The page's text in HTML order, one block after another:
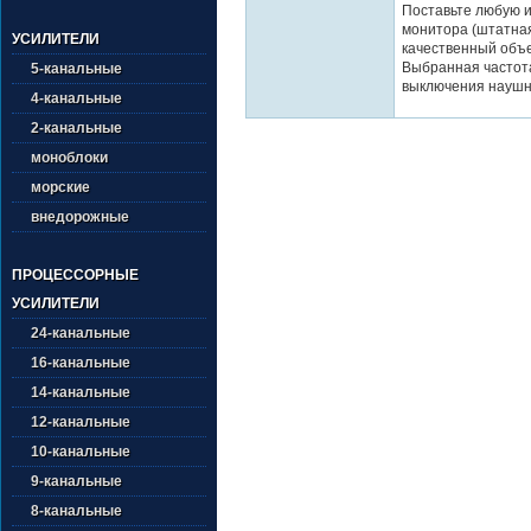
УСИЛИТЕЛИ
5-канальные
4-канальные
2-канальные
моноблоки
морские
внедорожные
ПРОЦЕССОРНЫЕ
УСИЛИТЕЛИ
24-канальные
16-канальные
14-канальные
12-канальные
10-канальные
9-канальные
8-канальные
Поставьте любую
монитора
качественный
Выбранная
выключения